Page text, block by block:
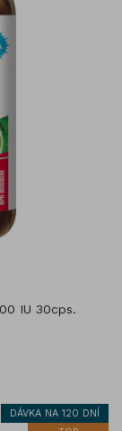
IU 30cps.
DÁVKA NA 120 DNÍ